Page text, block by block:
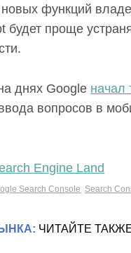
функций
будет проще
днях Google начал
вопросов в
Engine Land
Search Console Search
ЧИТАЙТЕ